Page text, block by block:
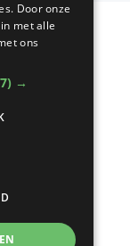
Door onze
met alle
ons
→